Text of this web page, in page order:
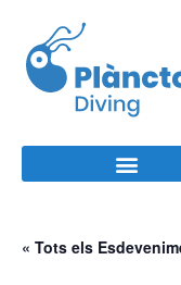
« Tots els